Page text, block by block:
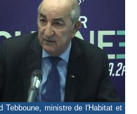
Tebboune, ministre de l'Habitat et